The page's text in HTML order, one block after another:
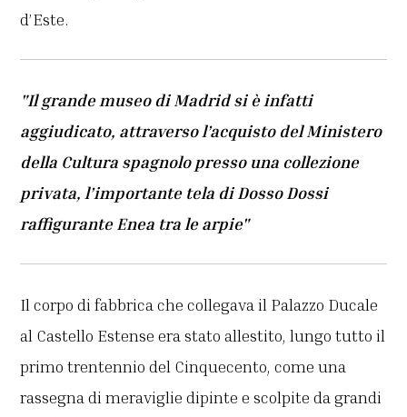
d’Este.
"Il grande museo di Madrid si è infatti
aggiudicato, attraverso l’acquisto del Ministero
della Cultura spagnolo presso una collezione
privata, l’importante tela di Dosso Dossi
raffigurante Enea tra le arpie"
Il corpo di fabbrica che collegava il Palazzo Ducale
al Castello Estense era stato allestito, lungo tutto il
primo trentennio del Cinquecento, come una
rassegna di meraviglie dipinte e scolpite da grandi